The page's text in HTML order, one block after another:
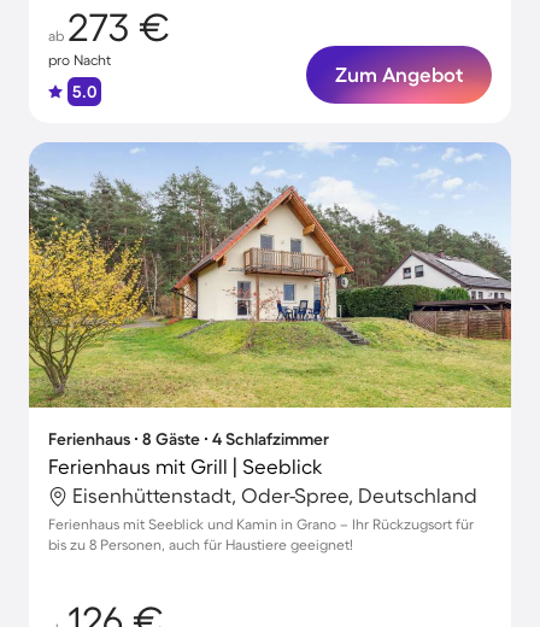
ab 273 €
pro Nacht
5.0
Zum Angebot
Ferienhaus ∙ 8 Gäste ∙ 4 Schlafzimmer
Ferienhaus mit Grill | Seeblick
Eisenhüttenstadt, Oder-Spree, Deutschland
Ferienhaus mit Seeblick und Kamin in Grano – Ihr Rückzugsort für
bis zu 8 Personen, auch für Haustiere geeignet!